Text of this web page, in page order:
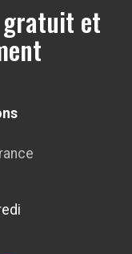
gratuit et